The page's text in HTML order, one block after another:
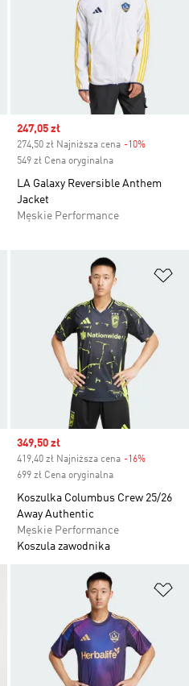
Sale price
247,05 zł
274,50 zł Najniższa cena -10%
549 zł Cena oryginalna
LA Galaxy Reversible Anthem
Jacket
Męskie Performance
Dodaj do listy życzeń
Sale price
349,50 zł
419,40 zł Najniższa cena -16%
699 zł Cena oryginalna
Koszulka Columbus Crew 25/26
Away Authentic
Męskie Performance
Koszula zawodnika
Dodaj do listy życzeń